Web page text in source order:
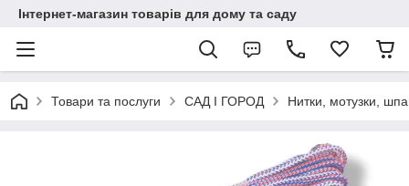
Інтернет-магазин товарів для дому та саду
Товари та послуги САД І ГОРОД Нитки, мотузки,